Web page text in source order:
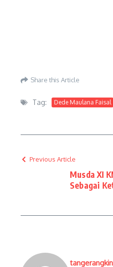
Share this Article
Tag: Dede Maulana Faisal
Previous Article
Musda XI
Sebagai